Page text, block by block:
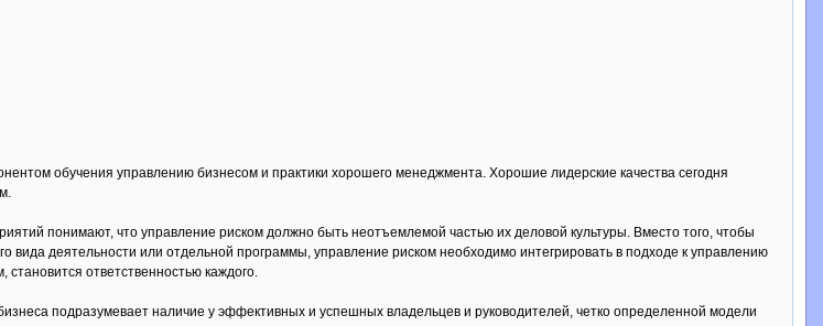
обучения управлению бизнесом и практики хорошего менеджмента. Хорошие лидерские качества сегодня
понимают, что управление риском должно быть неотъемлемой частью их деловой культуры. Вместо того, чтобы
вида деятельности или отдельной программы, управление риском необходимо интегрировать в подходе к управлению
ответственностью каждого.
подразумевает наличие у эффективных и успешных владельцев и руководителей, четко определенной модели